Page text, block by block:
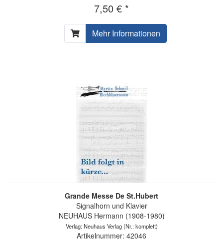
7,50 € *
Mehr Informationen
Grande Messe De St.Hubert
Signalhorn und Klavier
NEUHAUS Hermann (1908-1980)
Verlag: Neuhaus Verlag(Nr.: komplett)
Artikelnummer: 42046